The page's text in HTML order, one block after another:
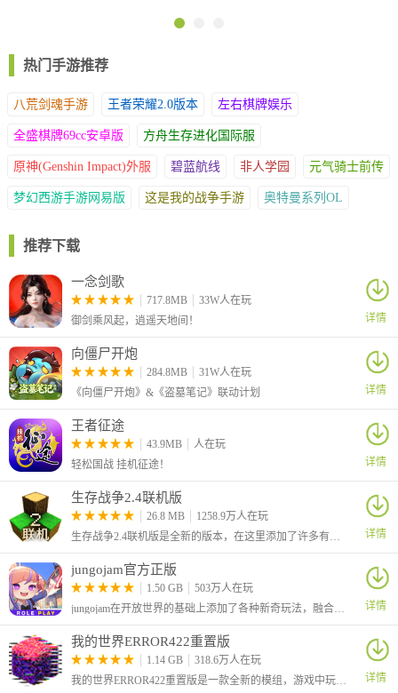
4.被赶出你家门以后开始重振家业!
5. 查看手机信息。
热门手游推荐
八荒剑魂手游 王者荣耀2.0版本 左右棋牌娱乐
全盛棋牌69cc安卓版 方舟生存进化国际服
原神(Genshin Impact)外服 碧蓝航线 非人学园 元气骑士前传
梦幻西游手游网易版 这是我的战争手游 奥特曼系列OL
推荐下载
一念剑歌
717.8MB
33W人在玩
御剑乘风起，逍遥天地间！
详情
向僵尸开炮
284.8MB
31W人在玩
《向僵尸开炮》&《盗墓笔记》联动计划
详情
王者征途
43.9MB
人在玩
轻松国战 挂机征途！
详情
生存战争2.4联机版
26.8 MB
1258.9万人在玩
生存战争2.4联机版是全新的版本，在这里添加了许多有趣的新玩法，例如增加季节、添加了社区内容搜索、加入了杨树、杨木、杨树叶和树苗、比 2.3 中生成的鱼更多等等
详情
jungojam官方正版
1.50 GB
503万人在玩
jungojam在开放世界的基础上添加了各种新奇玩法，融合了冒险、动作、探索、社交等等元素，你可以和小伙伴们一起在这里嬉戏打闹，一起种田收获你们的快乐，还可以自定义自己的形象哦！
详情
我的世界ERROR422重置版
1.14 GB
318.6万人在玩
我的世界ERROR422重置版是一款全新的模组，游戏中玩家的世界将被一个神秘病毒感染，导致场景、方块、物品和生物都呈现异常状态。
详情